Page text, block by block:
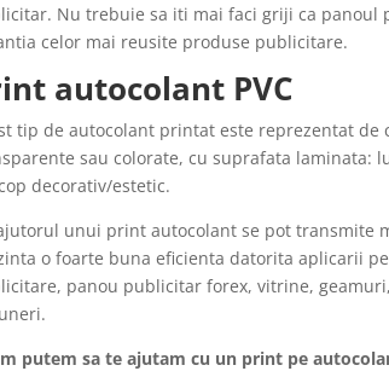
Nu trebuie sa iti mai faci griji ca
celor mai reusite produse publicitare.
autocolant PVC
tip de autocolant printat este reprezentat de
sau colorate, cu suprafata laminata:
decorativ/estetic.
unui print autocolant se pot transmite
o foarte buna eficienta datorita aplicarii
panou publicitar forex, vitrine,
putem sa te ajutam cu un print pe